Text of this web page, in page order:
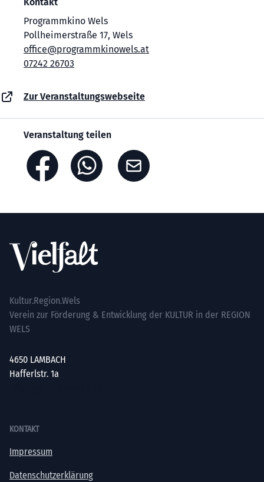
Programmkino Wels
Pollheimerstraße 17, Wels
office@programmkinowels.at
07242 26703
Zur Veranstaltungswebseite
Veranstaltung teilen
Kultur.Region.Wels
Verein zur Förderung & Entwicklung der KULTUR in der REGION
WELS
4650 LAMBACH
Hafferlstr. 1a
KONTAKT
Impressum
Datenschutzerklärung